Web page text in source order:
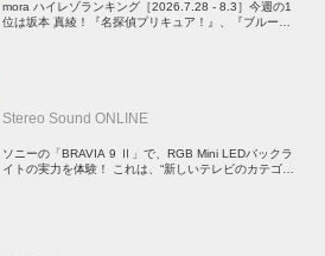
mora ハイレゾランキング［2026.7.28 - 8.3］今週の1
位は坂本 真綾！『名探偵プリキュア！』、『ブルーア
Stereo Sound ONLINE
ソニーの「BRAVIA 9 Ⅱ」で、RGB Mini LEDバックラ
イトの実力を体験！ これは、“新しいテレビのカテゴリ